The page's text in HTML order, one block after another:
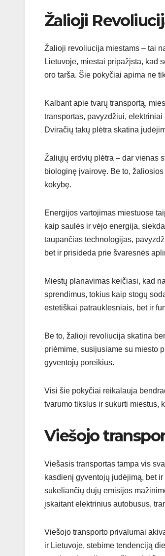
Žalioji
Žalioji revoliucija miestams – tai
Lietuvoje, miestai pripažįsta, kad
oro tarša. Šie pokyčiai apima ne
Kalbant apie tvarų transportą,
transportas, pavyzdžiui,
Dviračių takų plėtra skatina
Žaliųjų erdvių plėtra – dar vienas
biologinę įvairovę. Be to,
kokybę.
Energijos vartojimas miestuose
kaip saulės ir vėjo energija,
taupančias technologijas,
bet ir prisideda prie švaresnės
Miestų planavimas keičiasi, kad
sprendimus, tokius kaip stogų
estetiškai patrauklesniais, bet ir
Be to, žalioji revoliucija skatina
priėmime, susijusiame su miesto
gyventojų poreikius.
Visi šie pokyčiai reikalauja
tvarumo tikslus ir sukurti miestus,
Viešojo
Viešasis transportas tampa vis
kasdienį gyventojų judėjimą, bet
sukeliančių dujų emisijos
įskaitant elektrinius autobusus,
Viešojo transporto privalumai
ir Lietuvoje, stebime tendenciją